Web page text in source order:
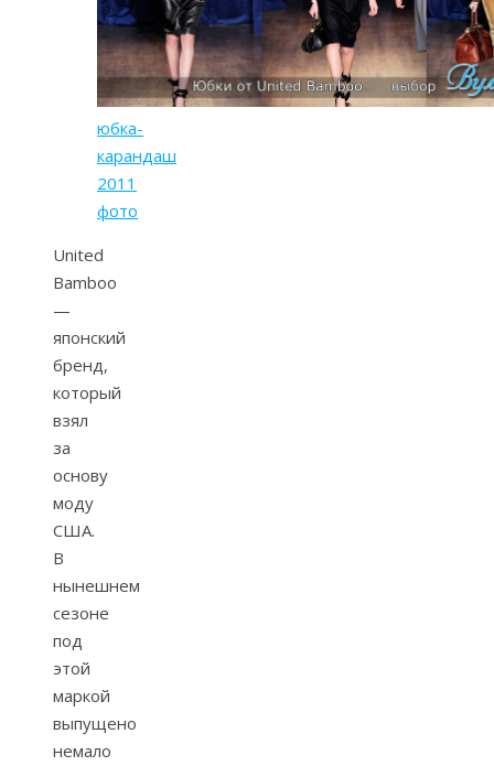
юбка-
карандаш
2011
фото
United
Bamboo
—
японский
бренд,
который
взял
за
основу
моду
США.
В
нынешнем
сезоне
под
этой
маркой
выпущено
немало